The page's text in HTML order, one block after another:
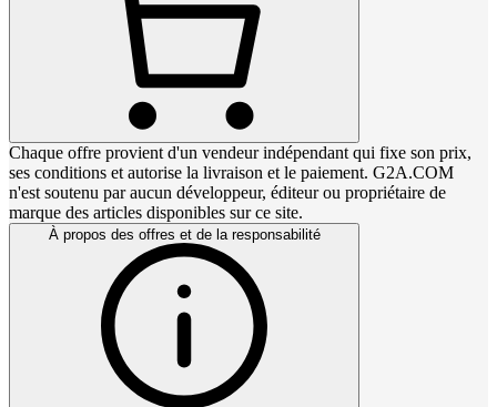
Chaque offre provient d'un vendeur indépendant qui fixe son prix,
ses conditions et autorise la livraison et le paiement. G2A.COM
n'est soutenu par aucun développeur, éditeur ou propriétaire de
marque des articles disponibles sur ce site.
À propos des offres et de la responsabilité